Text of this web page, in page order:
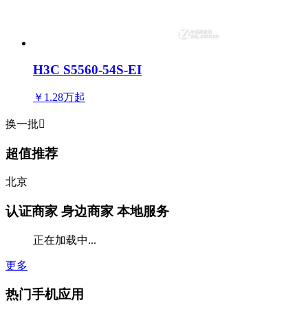
H3C S5560-54S-EI
￥1.28万起
换一批
超值推荐
北京
认证商家 身边商家 本地服务
正在加载中...
更多
热门手机应用